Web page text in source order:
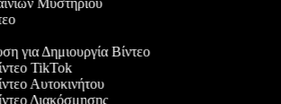
Μυστηρίου
για Δημιουργία Βίντεο
TikTok
Αυτοκινήτου
Διακόσμησης